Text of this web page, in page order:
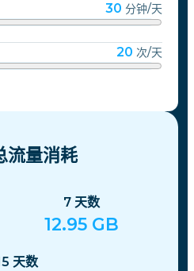
30 分钟/天
20 次/天
流量消耗
7 天数
12.95 GB
天数